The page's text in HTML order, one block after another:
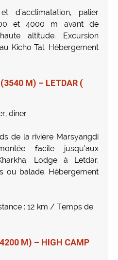
d'acclimatation, palier
et 4000 m avant de
altitude. Excursion
Kicho Tal. Hébergement
M) – LETDAR (
diner
de la rivière Marsyangdi
facile jusqu’aux
Lodge à Letdar.
ou balade. Hébergement
: 12 km / Temps de
M) – HIGH CAMP